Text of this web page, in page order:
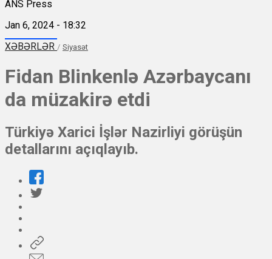
ANS Press
Jan 6, 2024 - 18:32
XƏBƏRLƏR / Siyasət
Fidan Blinkenlə Azərbaycanı
da müzakirə etdi
Türkiyə Xarici İşlər Nazirliyi görüşün
detallarını açıqlayıb.